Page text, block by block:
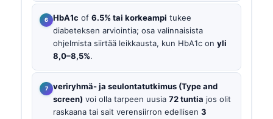
HbA1c of 6.5% tai korkeampi tukee
diabeteksen arviointia; osa valinnaisista
ohjelmista siirtää leikkausta, kun HbA1c on yli
8,0–8,5%.
veriryhmä- ja seulontatutkimus (Type and
screen) voi olla tarpeen uusia 72 tuntia jos olit
raskaana tai sait verensiirron edellisen 3